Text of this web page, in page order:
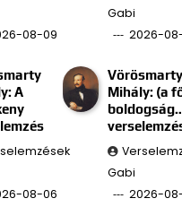
08-09
Gabi
2026-
A
08-06
Vörösmarty
Mihály: (a
Gabi
2026-